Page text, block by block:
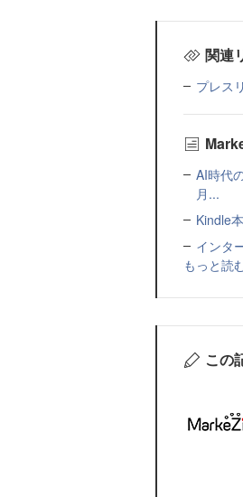
関連
プレス
AI時代
月...
Kindle
インタ
もっと読
この